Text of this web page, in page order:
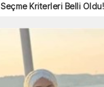
Seçme Kriterleri Belli Oldu!